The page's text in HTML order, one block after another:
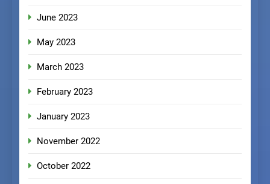
June 2023
May 2023
March 2023
February 2023
January 2023
November 2022
October 2022